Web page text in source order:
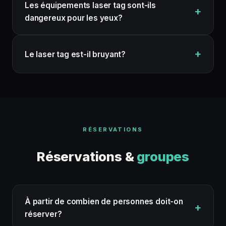
Les équipements laser tag sont-ils
dangereux pour les yeux?
Le laser tag est-il bruyant?
RÉSERVATIONS
Réservations & groupes
À partir de combien de personnes doit-on
réserver?